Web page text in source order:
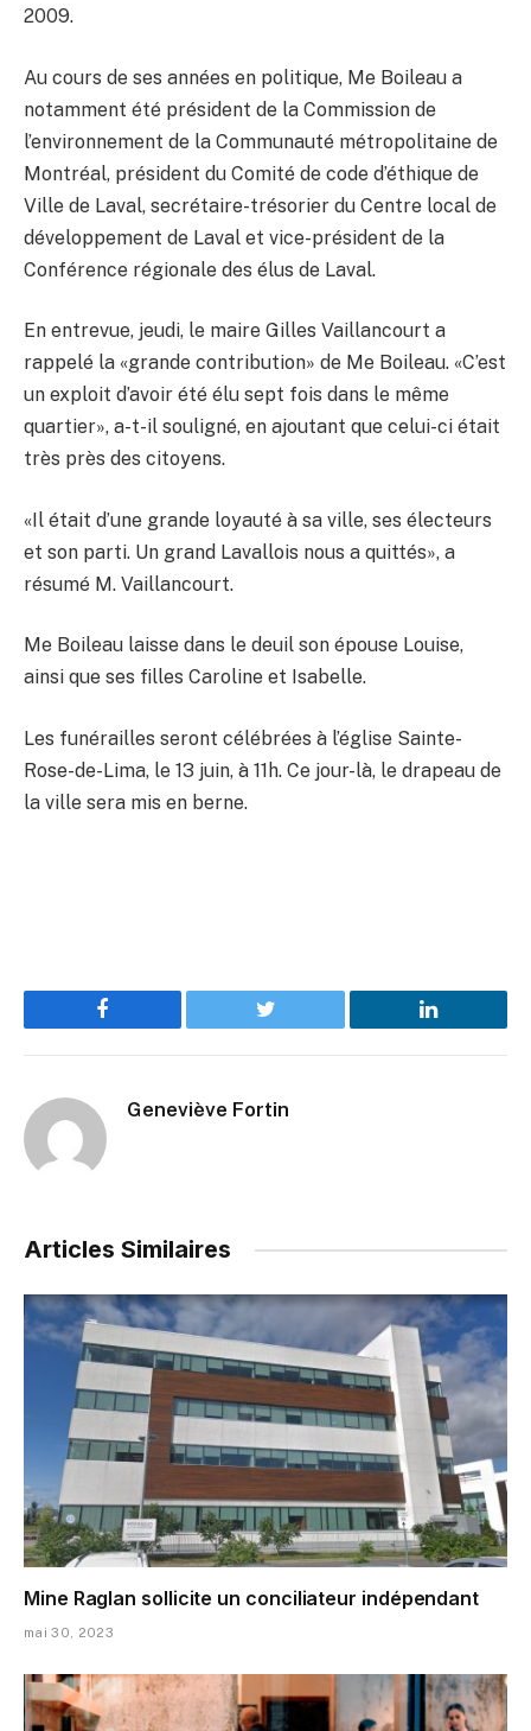
2009.
Au cours de ses années en politique, Me Boileau a
notamment été président de la Commission de
l’environnement de la Communauté métropolitaine de
Montréal, président du Comité de code d’éthique de
Ville de Laval, secrétaire-trésorier du Centre local de
développement de Laval et vice-président de la
Conférence régionale des élus de Laval.
En entrevue, jeudi, le maire Gilles Vaillancourt a
rappelé la «grande contribution» de Me Boileau. «C’est
un exploit d’avoir été élu sept fois dans le même
quartier», a-t-il souligné, en ajoutant que celui-ci était
très près des citoyens.
«Il était d’une grande loyauté à sa ville, ses électeurs
et son parti. Un grand Lavallois nous a quittés», a
résumé M. Vaillancourt.
Me Boileau laisse dans le deuil son épouse Louise,
ainsi que ses filles Caroline et Isabelle.
Les funérailles seront célébrées à l’église Sainte-
Rose-de-Lima, le 13 juin, à 11h. Ce jour-là, le drapeau de
la ville sera mis en berne.
Facebook Twitter LinkedIn
Geneviève Fortin
Articles Similaires
Mine Raglan sollicite un conciliateur indépendant
mai 30, 2023